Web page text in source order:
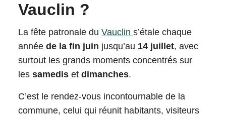
Vauclin ?
La fête patronale du Vauclin s’étale chaque
année de la fin juin jusqu’au 14 juillet, avec
surtout les grands moments concentrés sur
les samedis et dimanches.
C’est le rendez‑vous incontournable de la
commune, celui qui réunit habitants, visiteurs